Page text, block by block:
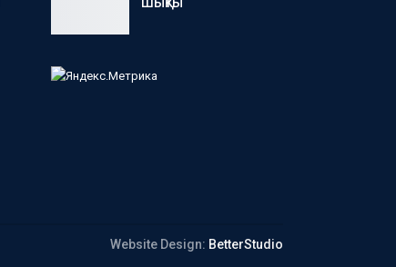
Website Design: BetterStudio